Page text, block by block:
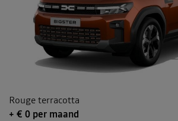
Rouge terracotta
+ € 0 per maand